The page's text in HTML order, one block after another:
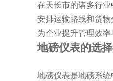
在天长市的诸多行
安排运输路线和货
为企业提升管理效
地磅仪表的选
地磅仪表是地磅系